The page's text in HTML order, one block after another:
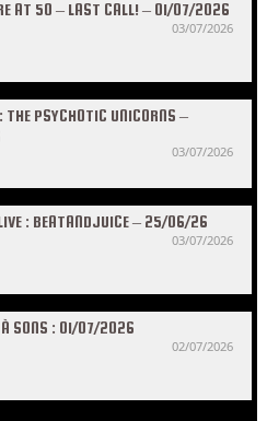
AT 50 – LAST CALL! – 01/07/2026
03/07/2026
THE PSYCHOTIC UNICORNS –
03/07/2026
: BEATANDJUICE – 25/06/26
03/07/2026
À SONS : 01/07/2026
02/07/2026